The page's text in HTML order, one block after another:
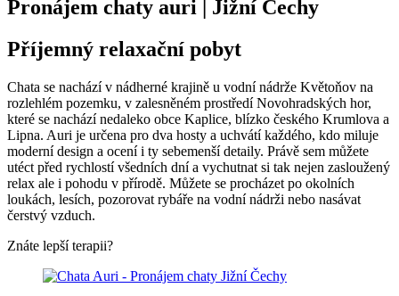
Pronájem chaty auri | Jižní Čechy
Příjemný relaxační pobyt
Chata se nachází v nádherné krajině u vodní nádrže Květoňov na
rozlehlém pozemku, v zalesněném prostředí Novohradských hor,
které se nachází nedaleko obce Kaplice, blízko českého Krumlova a
Lipna. Auri je určena pro dva hosty a uchvátí každého, kdo miluje
moderní design a ocení i ty sebemenší detaily. Právě sem můžete
utéct před rychlostí všedních dní a vychutnat si tak nejen zasloužený
relax ale i pohodu v přírodě. Můžete se procházet po okolních
loukách, lesích, pozorovat rybáře na vodní nádrži nebo nasávat
čerstvý vzduch.
Znáte lepší terapii?